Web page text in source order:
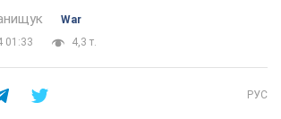
War
01:33
4,3 т.
РУС